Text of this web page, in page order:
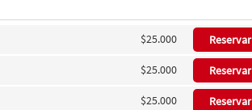
$25.000 Reservar
$25.000 Reservar
$25.000 Reservar